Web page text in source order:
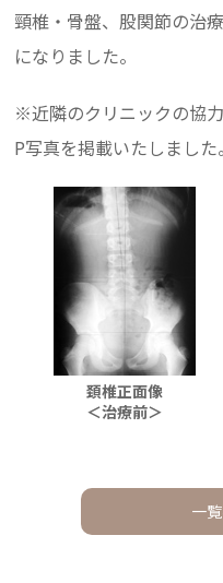
頸椎・骨盤、股関節の治
になりました。
※近隣のクリニックの協
P写真を掲載いたしました。
頚椎正面像
＜治療前＞
一